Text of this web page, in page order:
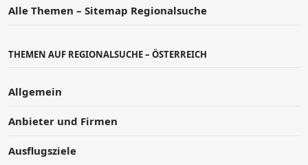
Alle Themen – Sitemap Regionalsuche
THEMEN AUF REGIONALSUCHE – ÖSTERREICH
Allgemein
Anbieter und Firmen
Ausflugsziele